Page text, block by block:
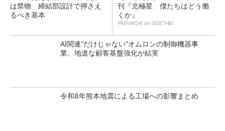
は禁物 締結部設計で押さえ
るべき基本
刊『北極星 僕たちはどう働
くか』
PR(FINCHI on GOETHE)
AI関連“だけじゃない”オムロンの制御機器事
業、地道な顧客基盤強化が結実
令和8年熊本地震による工場への影響まとめ